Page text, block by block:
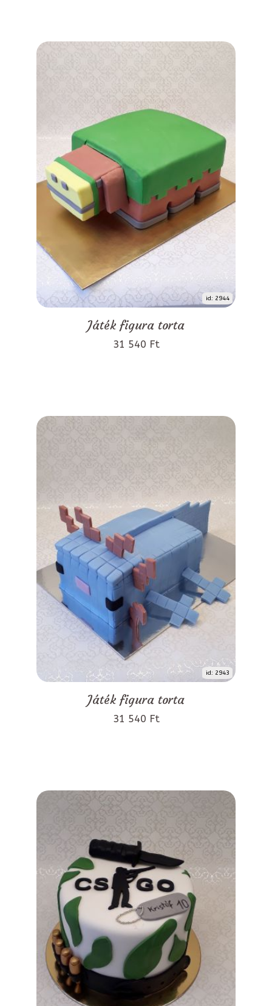
id: 2944
Játék figura torta
31 540 Ft
id: 2943
Játék figura torta
31 540 Ft